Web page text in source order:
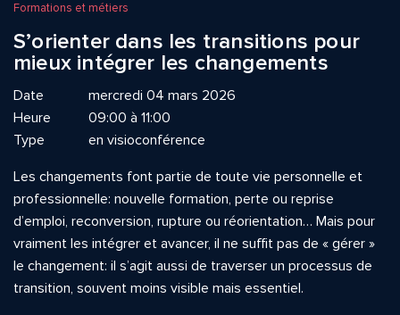
Formations et métiers
S’orienter dans les transitions pour
mieux intégrer les changements
Date
mercredi 04 mars 2026
Heure
09:00 à 11:00
Type
en visioconférence
Les changements font partie de toute vie personnelle et
professionnelle: nouvelle formation, perte ou reprise
d’emploi, reconversion, rupture ou réorientation… Mais pour
vraiment les intégrer et avancer, il ne suffit pas de « gérer »
le changement: il s’agit aussi de traverser un processus de
transition, souvent moins visible mais essentiel.